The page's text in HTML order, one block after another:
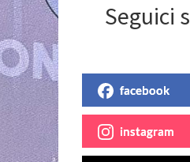
Seguici
facebook
instagram